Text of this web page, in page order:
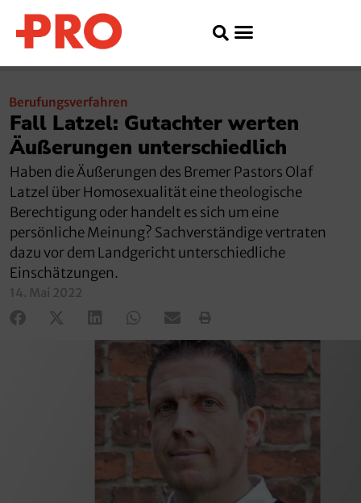
Berufungsverfahren
Fall Latzel: Gutachter werten
Äußerungen unterschiedlich
Haben die Äußerungen des Bremer Pastors Olaf
Latzel über Homosexualität eine theologische
Berechtigung oder handelt es sich um eine
persönliche Meinung? Sachverständige vertraten
dazu vor dem Landgericht unterschiedliche
Einschätzungen.
14. Mai 2022